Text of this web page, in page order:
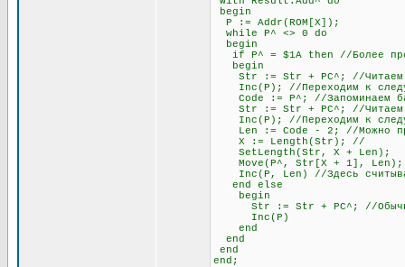
begin
P := Addr(ROM[X]);
while P^ <> 0 do
begin
if P^ = $1A then //Более
begin
Str := Str + PC^; //Читаем
Inc(P); //Переходим к
Code := P^; //Запоминаем
Str := Str + PC^; //Читаем
Inc(P); //Переходим к
Len := Code - 2; //Можно
X := Length(Str); //
SetLength(Str, X +
Move(P^, Str[X + 1],
Inc(P, Len) //Здесь
end else
begin
Str := Str + PC^; //Обычное
Inc(P)
end
end
end
end;